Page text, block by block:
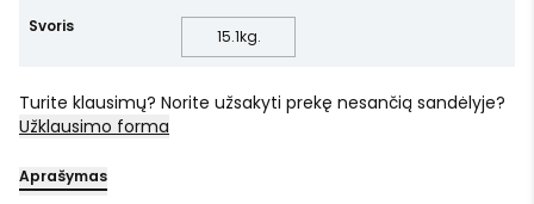
Svoris
15.1kg.
Turite klausimų? Norite užsakyti prekę nesančią sandėlyje?
Užklausimo forma
Aprašymas